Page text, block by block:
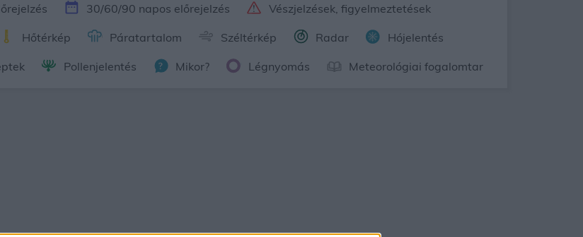
30/60/90 napos előrejelzés Vészjelzések, figyelmeztetések
Hőtérkép Páratartalom Széltérkép Radar Hójelentés
Pollenjelentés Mikor? Légnyomás Meteorológiai fogalomtar